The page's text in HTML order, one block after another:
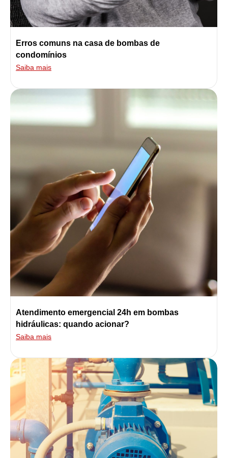
Erros comuns na casa de bombas de
condomínios
Saiba mais
Atendimento emergencial 24h em bombas
hidráulicas: quando acionar?
Saiba mais